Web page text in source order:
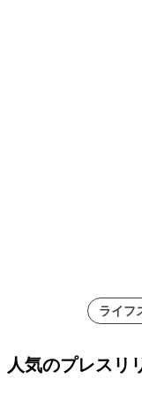
ライフ
人気のプレスリ